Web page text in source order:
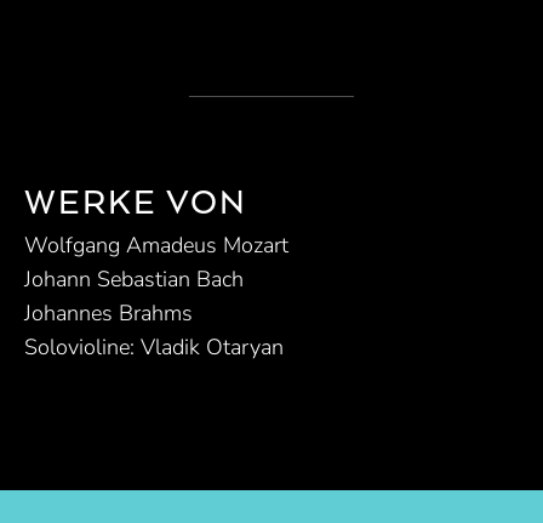
WERKE VON
Wolfgang Amadeus Mozart
Johann Sebastian Bach
Johannes Brahms
Solovioline: Vladik Otaryan